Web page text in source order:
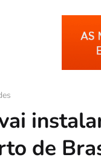
de